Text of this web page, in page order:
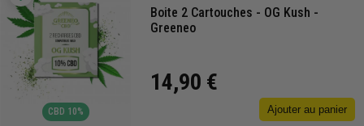
CBD 10%
Boite 2 Cartouches - OG Kush -
Greeneo
14,90 €
Ajouter au panier